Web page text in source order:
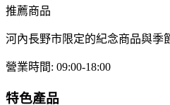
推薦商品
河內長野市限定的紀念商品與季
營業時間: 09:00-18:00
特色產品